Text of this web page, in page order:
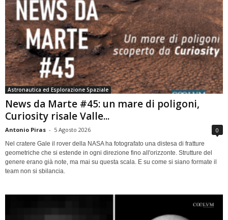
Astronautica ed Esplorazione Spaziale
News da Marte #45: un mare di poligoni,
Curiosity risale Valle...
Antonio Piras - 5 Agosto 2026 0
Nel cratere Gale il rover della NASA ha fotografato una distesa di fratture
geometriche che si estende in ogni direzione fino all'orizzonte. Strutture del
genere erano già note, ma mai su questa scala. E su come si siano formate il
team non si sbilancia.